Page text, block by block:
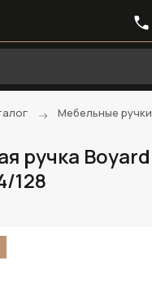
Мебельные ручки
ручка Boyard
128